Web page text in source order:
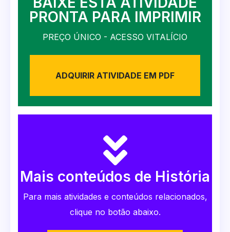
PRONTA PARA IMPRIMIR
PREÇO ÚNICO - ACESSO VITALÍCIO
ADQUIRIR ATIVIDADE EM PDF
Mais conteúdos de História
Para mais atividades e conteúdos relacionados,
clique no botão abaixo.